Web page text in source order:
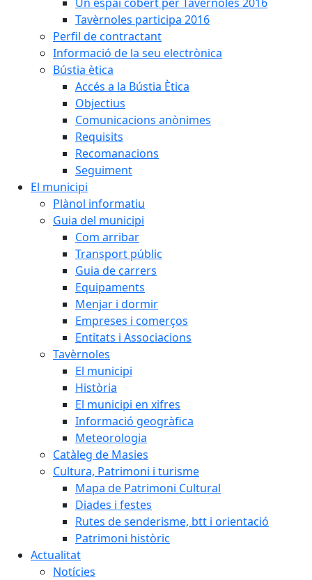
Tavèrnoles participa 2016
Perfil de contractant
Informació de la seu electrònica
Bústia ètica
Accés a la Bústia Ètica
Objectius
Comunicacions anònimes
Requisits
Recomanacions
Seguiment
El municipi
Plànol informatiu
Guia del municipi
Com arribar
Transport públic
Guia de carrers
Equipaments
Menjar i dormir
Empreses i comerços
Entitats i Associacions
Tavèrnoles
El municipi
Història
El municipi en xifres
Informació geogràfica
Meteorologia
Catàleg de Masies
Cultura, Patrimoni i turisme
Mapa de Patrimoni Cultural
Diades i festes
Rutes de senderisme, btt i orientació
Patrimoni històric
Actualitat
Notícies